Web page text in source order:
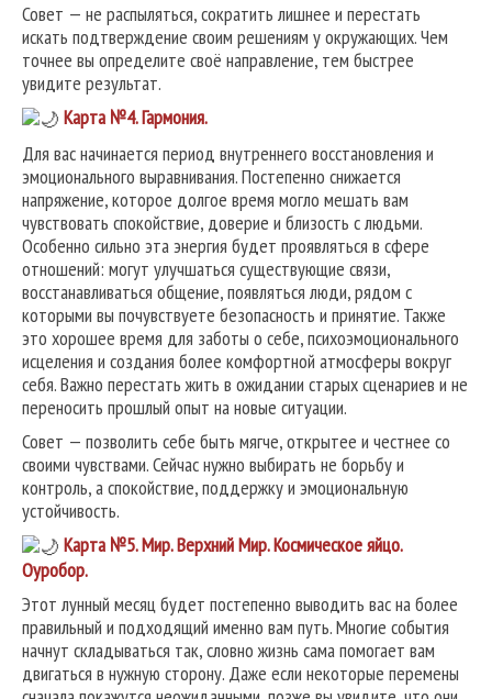
Совет — не распыляться, сократить лишнее и перестать
искать подтверждение своим решениям у окружающих. Чем
точнее вы определите своё направление, тем быстрее
увидите результат.
Карта №4.Гармония.
Для вас начинается период внутреннего восстановления и
эмоционального выравнивания. Постепенно снижается
напряжение, которое долгое время могло мешать вам
чувствовать спокойствие, доверие и близость с людьми.
Особенно сильно эта энергия будет проявляться в сфере
отношений: могут улучшаться существующие связи,
восстанавливаться общение, появляться люди, рядом с
которыми вы почувствуете безопасность и принятие. Также
это хорошее время для заботы о себе, психоэмоционального
исцеления и создания более комфортной атмосферы вокруг
себя. Важно перестать жить в ожидании старых сценариев и не
переносить прошлый опыт на новые ситуации.
Совет — позволить себе быть мягче, открытее и честнее со
своими чувствами. Сейчас нужно выбирать не борьбу и
контроль, а спокойствие, поддержку и эмоциональную
устойчивость.
Карта №5.Мир. Верхний Мир. Космическое яйцо.
Оуробор.
Этот лунный месяц будет постепенно выводить вас на более
правильный и подходящий именно вам путь. Многие события
начнут складываться так, словно жизнь сама помогает вам
двигаться в нужную сторону. Даже если некоторые перемены